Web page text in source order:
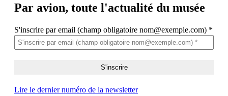
Par avion, toute l'actualité du musée
S'inscrire par email (champ obligatoire nom@exemple.com) *
Lire le dernier numéro de la newsletter